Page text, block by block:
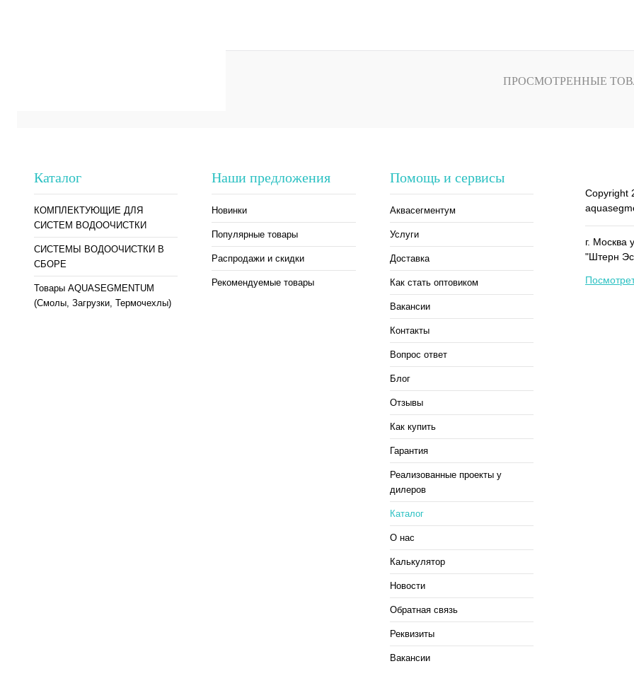
Купить в 1 клик Сравнение Купить в 1 клик Сравнение
ПРОСМОТРЕННЫЕ
Каталог
КОМПЛЕКТУЮЩИЕ ДЛЯ
СИСТЕМ ВОДООЧИСТКИ
СИСТЕМЫ ВОДООЧИСТКИ В
СБОРЕ
Товары AQUASEGMENTUM
(Смолы, Загрузки, Термочехлы)
Наши предложения
Новинки
Популярные товары
Распродажи и скидки
Рекомендуемые товары
Помощь и сервисы
Аквасегментум
Услуги
Доставка
Как стать оптовиком
Вакансии
Контакты
Вопрос ответ
Блог
Отзывы
Как купить
Гарантия
Реализованные проекты у
дилеров
Каталог
О нас
Калькулятор
Новости
Обратная связь
Реквизиты
Вакансии
Copyright
г. Москва
"Штерн